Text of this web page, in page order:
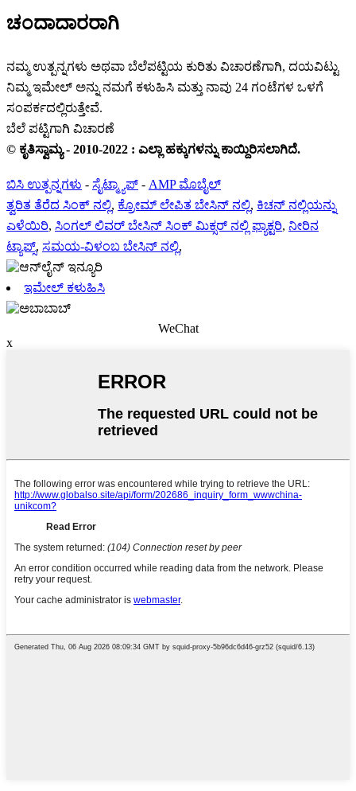
ಚಂದಾದಾರರಾಗಿ
ನಮ್ಮ ಉತ್ಪನ್ನಗಳು ಅಥವಾ ಬೆಲೆಪಟ್ಟಿಯ ಕುರಿತು ವಿಚಾರಣೆಗಾಗಿ, ದಯವಿಟ್ಟು
ನಿಮ್ಮ ಇಮೇಲ್ ಅನ್ನು ನಮಗೆ ಕಳುಹಿಸಿ ಮತ್ತು ನಾವು 24 ಗಂಟೆಗಳ ಒಳಗೆ
ಸಂಪರ್ಕದಲ್ಲಿರುತ್ತೇವೆ.
ಬೆಲೆ ಪಟ್ಟಿಗಾಗಿ ವಿಚಾರಣೆ
© ಕೃತಿಸ್ವಾಮ್ಯ - 2010-2022 : ಎಲ್ಲಾ ಹಕ್ಕುಗಳನ್ನು ಕಾಯ್ದಿರಿಸಲಾಗಿದೆ.
ಬಿಸಿ ಉತ್ಪನ್ನಗಳು - ಸೈಟ್ಮ್ಯಾಪ್ - AMP ಮೊಬೈಲ್
ತ್ವರಿತ ತೆರೆದ ಸಿಂಕ್ ನಲ್ಲಿ, ಕ್ರೋಮ್ ಲೇಪಿತ ಬೇಸಿನ್ ನಲ್ಲಿ, ಕಿಚನ್ ನಲ್ಲಿಯನ್ನು
ಎಳೆಯಿರಿ, ಸಿಂಗಲ್ ಲಿವರ್ ಬೇಸಿನ್ ಸಿಂಕ್ ಮಿಕ್ಸರ್ ನಲ್ಲಿ ಫ್ಯಾಕ್ಟರಿ, ನೀರಿನ
ಟ್ಯಾಪ್ಸ್, ಸಮಯ-ವಿಳಂಬ ಬೇಸಿನ್ ನಲ್ಲಿ,
ಇಮೇಲ್ ಕಳುಹಿಸಿ
WeChat
x